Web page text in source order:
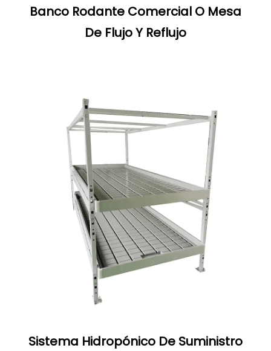
Banco Rodante Comercial O Mesa
De Flujo Y Reflujo
Sistema Hidropónico De Suministro